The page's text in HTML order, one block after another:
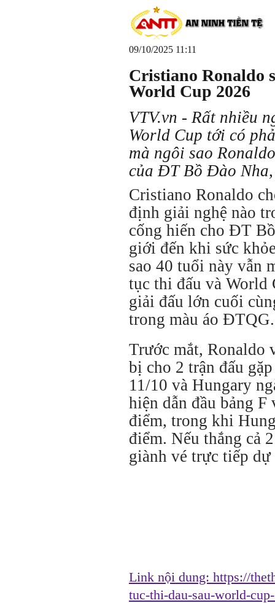
09/10/2025 11:11
Cristiano Ronaldo
World Cup 2026
VTV.vn - Rất nhiều
World Cup tới có
mà ngôi sao
của ĐT Bồ Đào
Cristiano Ronaldo
định giải nghệ nào
cống hiến cho ĐT
giới đến khi sức
sao 40 tuổi này vẫn
tục thi đấu và World
giải đấu lớn cuối
trong màu áo
Trước mắt, Ronaldo
bị cho 2 trận đấu
11/10 và Hungary
hiện dẫn đầu bảng
điểm, trong khi
điểm. Nếu thắng cả
giành vé trực tiếp
Link nội dung: https://
tuc-thi-dau-sau-world-